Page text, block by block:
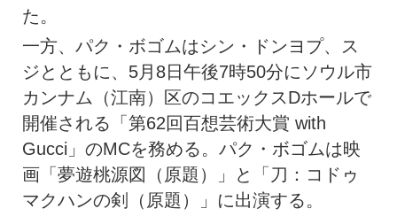
た。
一方、パク・ボゴムはシン・ドンヨプ、ス
ジとともに、5月8日午後7時50分にソウル市
カンナム（江南）区のコエックスDホールで
開催される「第62回百想芸術大賞 with
Gucci」のMCを務める。パク・ボゴムは映
画「夢遊桃源図（原題）」と「刀：コドゥ
マクハンの剣（原題）」に出演する。